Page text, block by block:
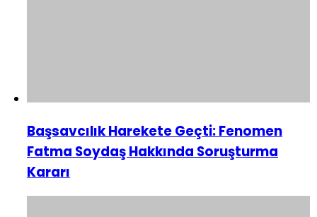
Başsavcılık Harekete Geçti: Fenomen
Fatma Soydaş Hakkında Soruşturma
Kararı